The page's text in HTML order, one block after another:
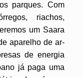
parques. Com
riachos,
um Saara
aparelho de ar-
de energia
já paga uma